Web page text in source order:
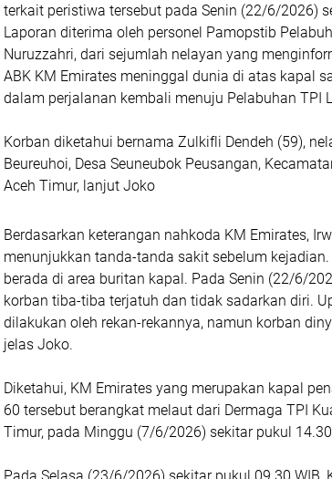
terkait peristiwa tersebut pada Senin (22/6/2026)
Laporan diterima oleh personel Pamopstib
Nuruzzahri, dari sejumlah nelayan yang
ABK KM Emirates meninggal dunia di atas kapal
dalam perjalanan kembali menuju Pelabuhan TPI
Korban diketahui bernama Zulkifli Dendeh (59),
Beureuhoi, Desa Seuneubok Peusangan,
Aceh Timur, lanjut Joko
Berdasarkan keterangan nahkoda KM Emirates,
menunjukkan tanda-tanda sakit sebelum
berada di area buritan kapal. Pada Senin (22/6/
korban tiba-tiba terjatuh dan tidak sadarkan diri.
dilakukan oleh rekan-rekannya, namun korban
jelas Joko.
Diketahui, KM Emirates yang merupakan kapal
60 tersebut berangkat melaut dari Dermaga TPI
Timur, pada Minggu (7/6/2026) sekitar pukul 14.30